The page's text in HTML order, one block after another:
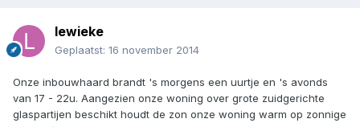
lewieke
Geplaatst: 16 november 2014
Onze inbouwhaard brandt 's morgens een uurtje en 's avonds
van 17 - 22u. Aangezien onze woning over grote zuidgerichte
glaspartijen beschikt houdt de zon onze woning warm op zonnige